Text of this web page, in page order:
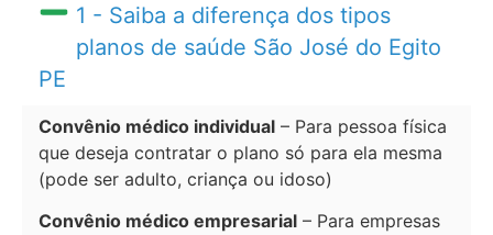
1 - Saiba a diferença dos tipos
planos de saúde São José do Egito
PE
Convênio médico individual – Para pessoa física
que deseja contratar o plano só para ela mesma
(pode ser adulto, criança ou idoso)
Convênio médico empresarial – Para empresas